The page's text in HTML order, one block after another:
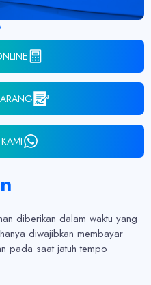
diberikan dalam waktu yang
diwajibkan membayar
pada saat jatuh tempo